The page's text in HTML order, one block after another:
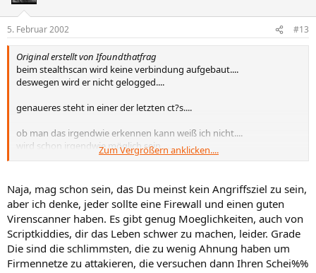
5. Februar 2002 #13
Original erstellt von Ifoundthatfrag
beim stealthscan wird keine verbindung aufgebaut....
deswegen wird er nicht gelogged....
genaueres steht in einer der letzten ct?s....
ob man das irgendwie erkennen kann weiß ich nicht....
wird schon irgendwie möglich sein......
interessantes angriffsziel solcher leute halte....
Zum Vergrößern anklicken....
Naja, mag schon sein, das Du meinst kein Angriffsziel zu sein,
aber ich denke, jeder sollte eine Firewall und einen guten
Virenscanner haben. Es gibt genug Moeglichkeiten, auch von
Scriptkiddies, dir das Leben schwer zu machen, leider. Grade
Die sind die schlimmsten, die zu wenig Ahnung haben um
Firmennetze zu attakieren, die versuchen dann Ihren Schei%%